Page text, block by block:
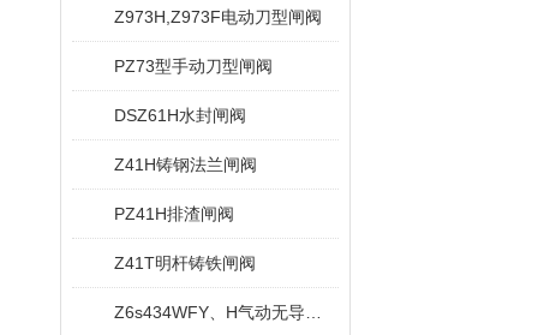
Z973H,Z973F电动刀型闸阀
PZ73型手动刀型闸阀
DSZ61H水封闸阀
Z41H铸钢法兰闸阀
PZ41H排渣闸阀
Z41T明杆铸铁闸阀